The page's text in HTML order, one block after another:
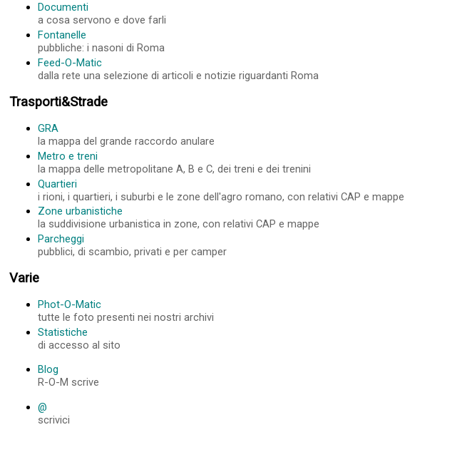
Documenti
a cosa servono e dove farli
Fontanelle
pubbliche: i nasoni di Roma
Feed-O-Matic
dalla rete una selezione di articoli e notizie riguardanti Roma
Trasporti&Strade
GRA
la mappa del grande raccordo anulare
Metro e treni
la mappa delle metropolitane A, B e C, dei treni e dei trenini
Quartieri
i rioni, i quartieri, i suburbi e le zone dell'agro romano, con relativi CAP e mappe
Zone urbanistiche
la suddivisione urbanistica in zone, con relativi CAP e mappe
Parcheggi
pubblici, di scambio, privati e per camper
Varie
Phot-O-Matic
tutte le foto presenti nei nostri archivi
Statistiche
di accesso al sito
Blog
R-O-M scrive
@
scrivici